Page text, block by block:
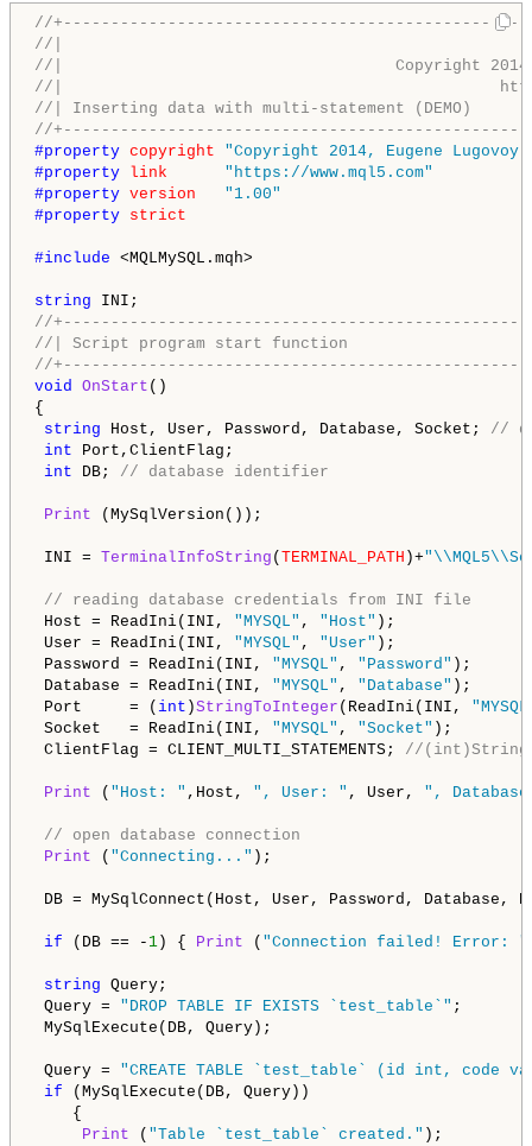
//
//|
//|                                   Copyright
//|
//| Inserting data with multi-statement (DEMO)
//
#property copyright
"Copyright 2014, Eugene
#property link
"https://www.mql5.com"
#property version
"1.00"
#property strict
#include <MQLMySQL.mqh>
string
//
//| Script program start function
//
void OnStart ()
{
string Host, User, Password, Database, Socket; //
int Port,ClientFlag;
int DB; // database identifier
Print (MySqlVersion());
INI = TerminalInfoString ( TERMINAL_PATH )+
// reading database credentials from INI file
Host = ReadIni(INI, "MYSQL" , "Host" );
User = ReadIni(INI, "MYSQL" , "User" );
Password = ReadIni(INI, "MYSQL" , "Password" );
Database = ReadIni(INI, "MYSQL" , "Database" );
Port     = ( int )StringToInteger (ReadIni(INI,
Socket   = ReadIni(INI, "MYSQL" , "Socket" );
ClientFlag = CLIENT_MULTI_STATEMENTS; //
Print ( "Host: " ,Host, ", User: " , User, ",
// open database connection
Print ( "Connecting..." );
DB = MySqlConnect(Host, User, Password,
if (DB == - 1 ) { Print ( "Connection failed! Error: "
string Query;
Query = "DROP TABLE IF EXISTS `test_table`" ;
MySqlExecute(DB, Query);
Query = "CREATE TABLE `test_table` (id int, code
if (MySqlExecute(DB, Query))
{
Print ( "Table `test_table` created." );